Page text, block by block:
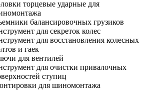
торцевые ударные для
балансировочных грузиков
для секреток колес
для восстановления колесных
и гаек
для вентилей
для очистки привалочных
ступиц
для шиномонтажа